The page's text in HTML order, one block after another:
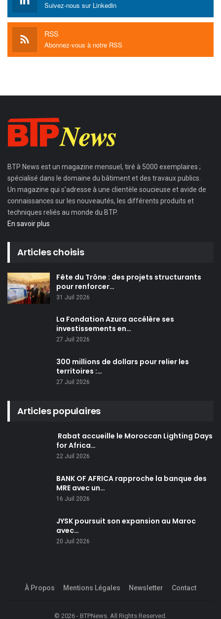
Suivez-nous sur Linkedin
RSS
Abonnez-vous à notre RSS
BTP News est un magazine mensuel, tiré à 5000 exemplaires ;
spécialisé dans le domaine du bâtiment et des travaux publics.
Un magazine qui s’adresse à une clientèle soucieuse et avide de
connaissances sur les nouveautés, les différents produits et
techniques reliés au monde du BTP.
En savoir plus
Articles choisis
Fête du Trône : des projets structurants
pour renforcer…
31 Juil 2026
La Fondation Azura accélère ses
investissements en…
27 Juil 2026
300 millions de dollars pour relier les
territoires :…
27 Juil 2026
Articles populaires
Rabat accueille le Moroccan Lighting Days
for Africa…
22 Juil 2026
BANK OF AFRICA rapproche la banque des
MRE avec un…
16 Juil 2026
JYSK poursuit son expansion au Maroc
avec…
20 Juil 2026
À Propos Mentions Légales Newsletter Contact
© 2026 - BTPNews. All Rights Reserved.